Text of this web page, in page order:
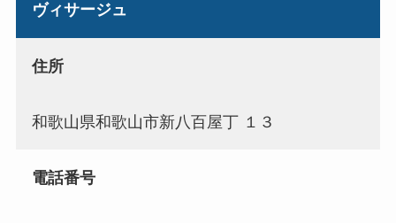
ヴィサージュ
住所
和歌山県和歌山市新八百屋丁 １３
電話番号